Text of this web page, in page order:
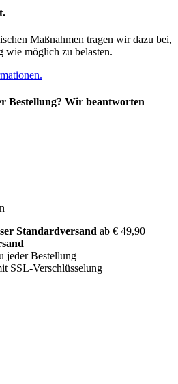
Maßnahmen tragen wir dazu bei,
möglich zu belasten.
Bestellung? Wir beantworten
Standardversand ab € 49,90
jeder Bestellung
SSL-Verschlüsselung